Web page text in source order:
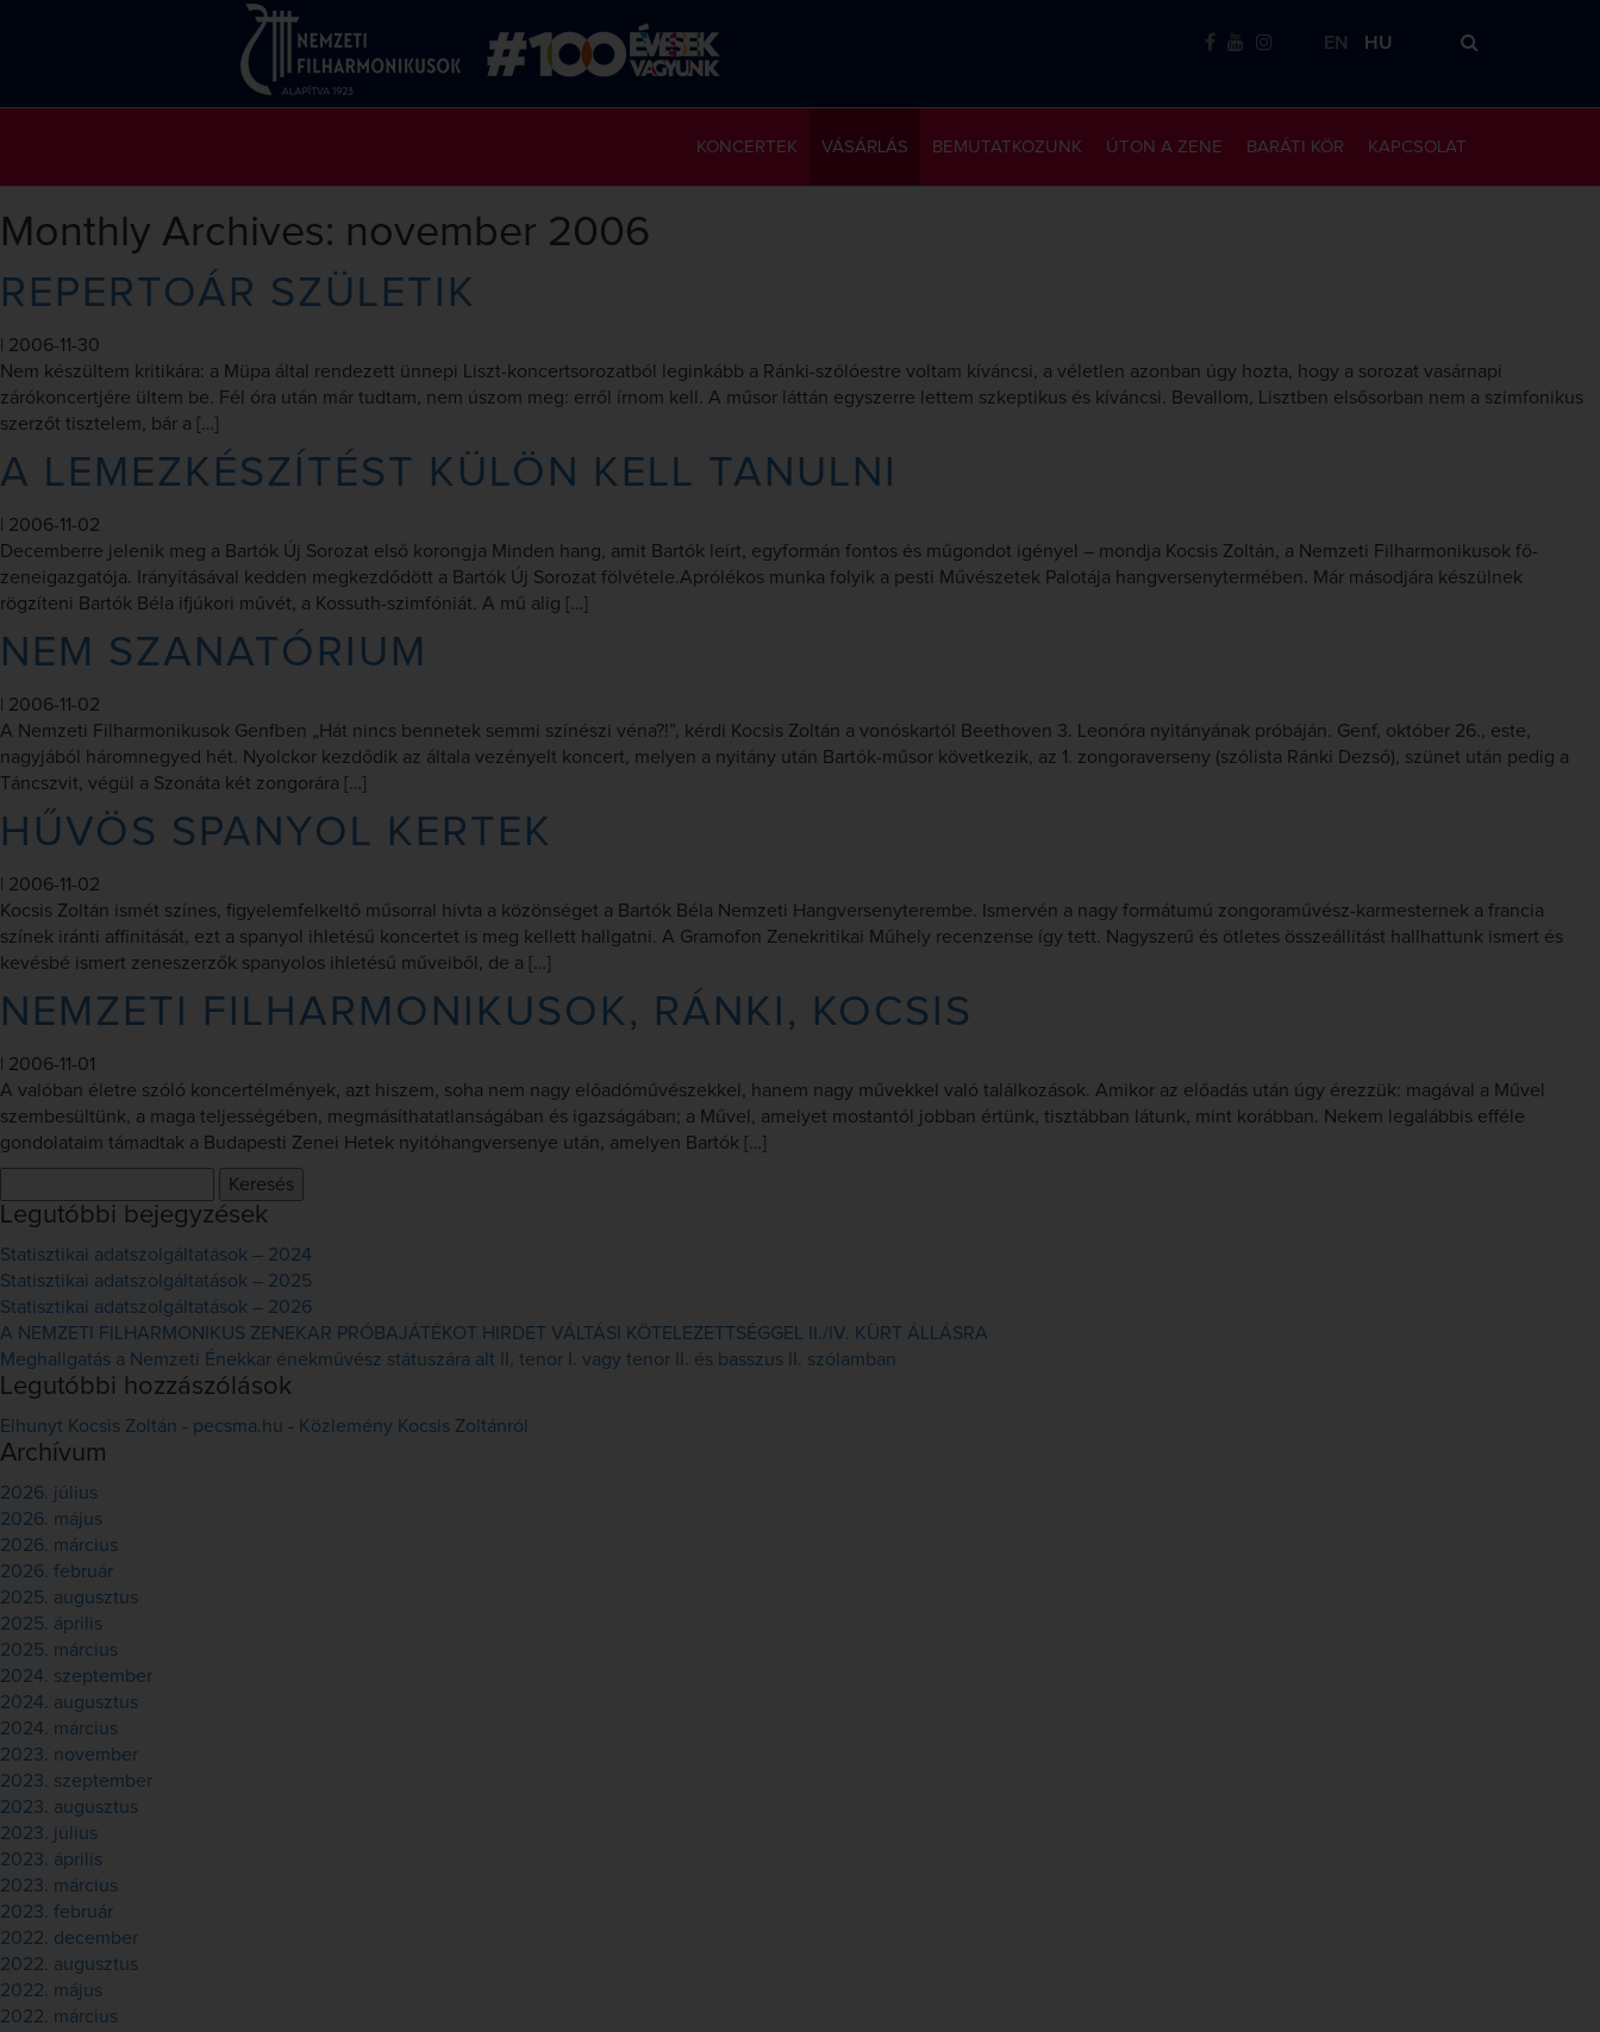
EN HU
KAPCSOLAT
BARÁTI KÖR
ÚTON A ZENE
KONCERTEK VÁSÁRLÁS BEMUTATKOZUNK
Monthly Archives: november 2006
REPERTOÁR SZÜLETIK
2006-11-30
Nem készültem kritikára: a Müpa által rendezett ünnepi Liszt-koncertsorozatból leginkább a Ránki-szólóestre voltam kíváncsi, a véletlen azonban úgy hozta, hogy a sorozat vasárnapi
zárókoncertjére ültem be. Fél óra után már tudtam, nem úszom meg: erről írnom kell. A műsor láttán egyszerre lettem szkeptikus és kíváncsi. Bevallom, Lisztben elsősorban nem a szimfonikus
szerzőt tisztelem, bár a […]
A LEMEZKÉSZÍTÉST KÜLÖN KELL TANULNI
2006-11-02
Decemberre jelenik meg a Bartók Új Sorozat első korongja Minden hang, amit Bartók leírt, egyformán fontos és műgondot igényel – mondja Kocsis Zoltán, a Nemzeti Filharmonikusok fő-
zeneigazgatója. Irányításával kedden megkezdődött a Bartók Új Sorozat fölvétele.Aprólékos munka folyik a pesti Művészetek Palotája hangversenytermében. Már másodjára készülnek
rögzíteni Bartók Béla ifjúkori művét, a Kossuth-szimfóniát. A mű alig […]
NEM SZANATÓRIUM
2006-11-02
A Nemzeti Filharmonikusok Genfben „Hát nincs bennetek semmi színészi véna?!”, kérdi Kocsis Zoltán a vonóskartól Beethoven 3. Leonóra nyitányának próbáján. Genf, október 26., este,
nagyjából háromnegyed hét. Nyolckor kezdődik az általa vezényelt koncert, melyen a nyitány után Bartók-műsor következik, az 1. zongoraverseny (szólista Ránki Dezső), szünet után pedig a
Táncszvit, végül a Szonáta két zongorára […]
HŰVÖS SPANYOL KERTEK
2006-11-02
Kocsis Zoltán ismét színes, figyelemfelkeltő műsorral hívta a közönséget a Bartók Béla Nemzeti Hangversenyterembe. Ismervén a nagy formátumú zongoraművész-karmesternek a francia
színek iránti affinitását, ezt a spanyol ihletésű koncertet is meg kellett hallgatni. A Gramofon Zenekritikai Műhely recenzense így tett. Nagyszerű és ötletes összeállítást hallhattunk ismert és
kevésbé ismert zeneszerzők spanyolos ihletésű műveiből, de a […]
NEMZETI FILHARMONIKUSOK, RÁNKI, KOCSIS
2006-11-01
A valóban életre szóló koncertélmények, azt hiszem, soha nem nagy előadóművészekkel, hanem nagy művekkel való találkozások. Amikor az előadás után úgy érezzük: magával a Művel
szembesültünk, a maga teljességében, megmásíthatatlanságában és igazságában; a Művel, amelyet mostantól jobban értünk, tisztábban látunk, mint korábban. Nekem legalábbis efféle
gondolataim támadtak a Budapesti Zenei Hetek nyitóhangversenye után, amelyen Bartók […]
Legutóbbi bejegyzések
Statisztikai adatszolgáltatások – 2024
Statisztikai adatszolgáltatások – 2025
Statisztikai adatszolgáltatások – 2026
A NEMZETI FILHARMONIKUS ZENEKAR PRÓBAJÁTÉKOT HIRDET VÁLTÁSI KÖTELEZETTSÉGGEL II./IV. KÜRT ÁLLÁSRA
Meghallgatás a Nemzeti Énekkar énekművész státuszára alt II, tenor I. vagy tenor II. és basszus II. szólamban
Legutóbbi hozzászólások
Elhunyt Kocsis Zoltán - pecsma.hu - Közlemény Kocsis Zoltánról
Archívum
2026. július
2026. május
2026. március
2026. február
2025. augusztus
2025. április
2025. március
2024. szeptember
2024. augusztus
2024. március
2023. november
2023. szeptember
2023. augusztus
2023. július
2023. április
2023. március
2023. február
2022. december
2022. augusztus
2022. május
2022. március